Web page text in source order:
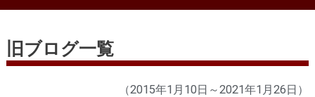
旧ブログ一覧
（2015年1月10日～2021年1月26日）